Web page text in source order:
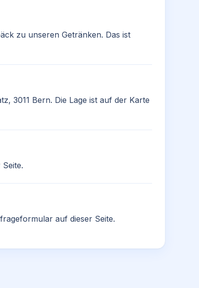
zu unseren Getränken. Das ist
3011 Bern. Die Lage ist auf der Karte
auf dieser Seite.